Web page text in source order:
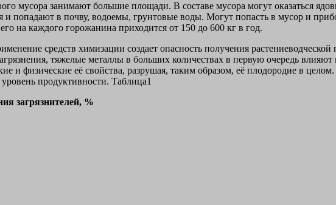
мусора занимают большие площади. В составе мусора могут оказаться
и попадают в почву, водоемы, грунтовые воды. Могут попасть в мусор и
на каждого горожанина приходится от 150 до 600 кг в год.
средств химизации создает опасность получения
тяжелые металлы в больших количествах в первую очередь
и физические её свойства, разрушая, таким образом, её плодородие в
продуктивности. Таблица1
загрязнителей, %